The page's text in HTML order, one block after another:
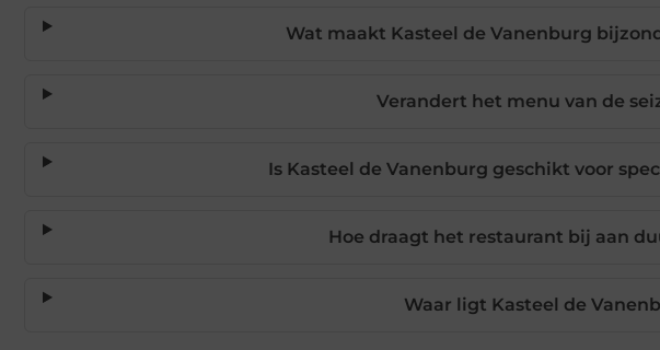
Wat maakt Kasteel de Vanenburg
Verandert het menu van de
Is Kasteel de Vanenburg geschikt voor
Hoe draagt het restaurant bij aan
Waar ligt Kasteel de